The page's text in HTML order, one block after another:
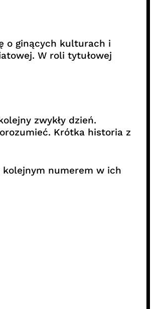
o ginących kulturach i
W roli tytułowej
zwykły dzień.
Krótka historia z
numerem w ich